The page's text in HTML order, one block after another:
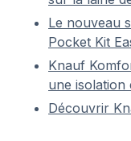
Le nouveau
Pocket Kit
Knauf
une isolation
Découvrir